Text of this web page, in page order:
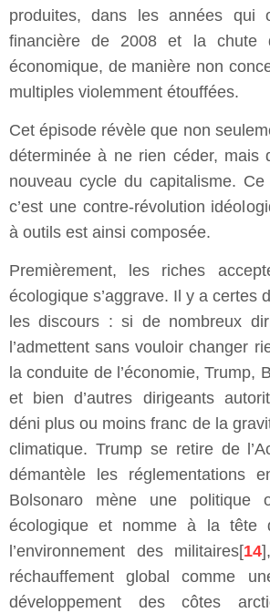
produites, dans les années qui
financière de 2008 et la chute
économique, de manière non
multiples violemment étouffées.
Cet épisode révèle que non
déterminée à ne rien céder, mais
nouveau cycle du capitalisme.
c’est une contre-révolution
à outils est ainsi composée.
Premièrement, les riches
écologique s’aggrave. Il y a certes
les discours : si de nombreux
l’admettent sans vouloir changer
la conduite de l’économie, Trump,
et bien d’autres dirigeants
déni plus ou moins franc de la
climatique. Trump se retire de
démantèle les réglementations
Bolsonaro mène une politique
écologique et nomme à la tête
l’environnement des militaires[14
réchauffement global comme
développement des côtes